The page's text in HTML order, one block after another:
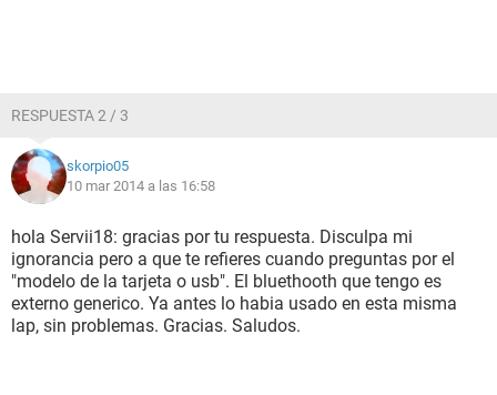
RESPUESTA 2 / 3
skorpio05
10 mar 2014 a las 16:58
hola Servii18: gracias por tu respuesta. Disculpa mi
ignorancia pero a que te refieres cuando preguntas por el
"modelo de la tarjeta o usb". El bluethooth que tengo es
externo generico. Ya antes lo habia usado en esta misma
lap, sin problemas. Gracias. Saludos.